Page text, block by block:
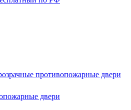
противопожарные двери
двери